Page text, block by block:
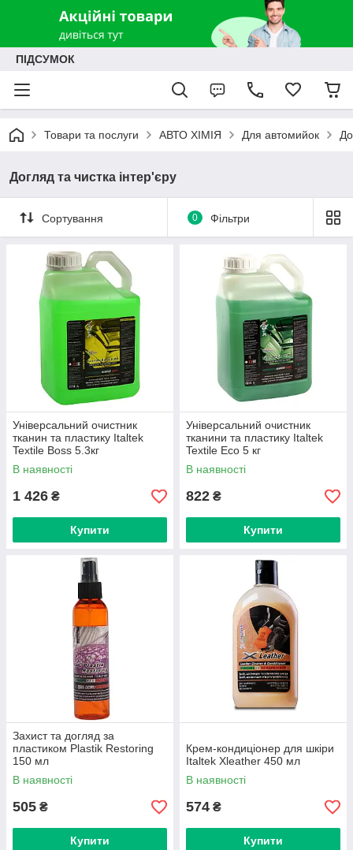
ПІДСУМОК
Товари та послуги АВТО ХІМІЯ Для автомийок
Догляд та чистка інтер'єру
Сортування 0 Фільтри
Універсальний очистник
тканин та пластику Italtek
Textile Boss 5.3кг
В наявності
1 426 ₴
Купити
Універсальний очистник
тканини та пластику Italtek
Textile Eco 5 кг
В наявності
822 ₴
Купити
Захист та догляд за
пластиком Plastik Restoring
150 мл
В наявності
505 ₴
Купити
Крем-кондиціонер для шкіри
Italtek Xleather 450 мл
В наявності
574 ₴
Купити